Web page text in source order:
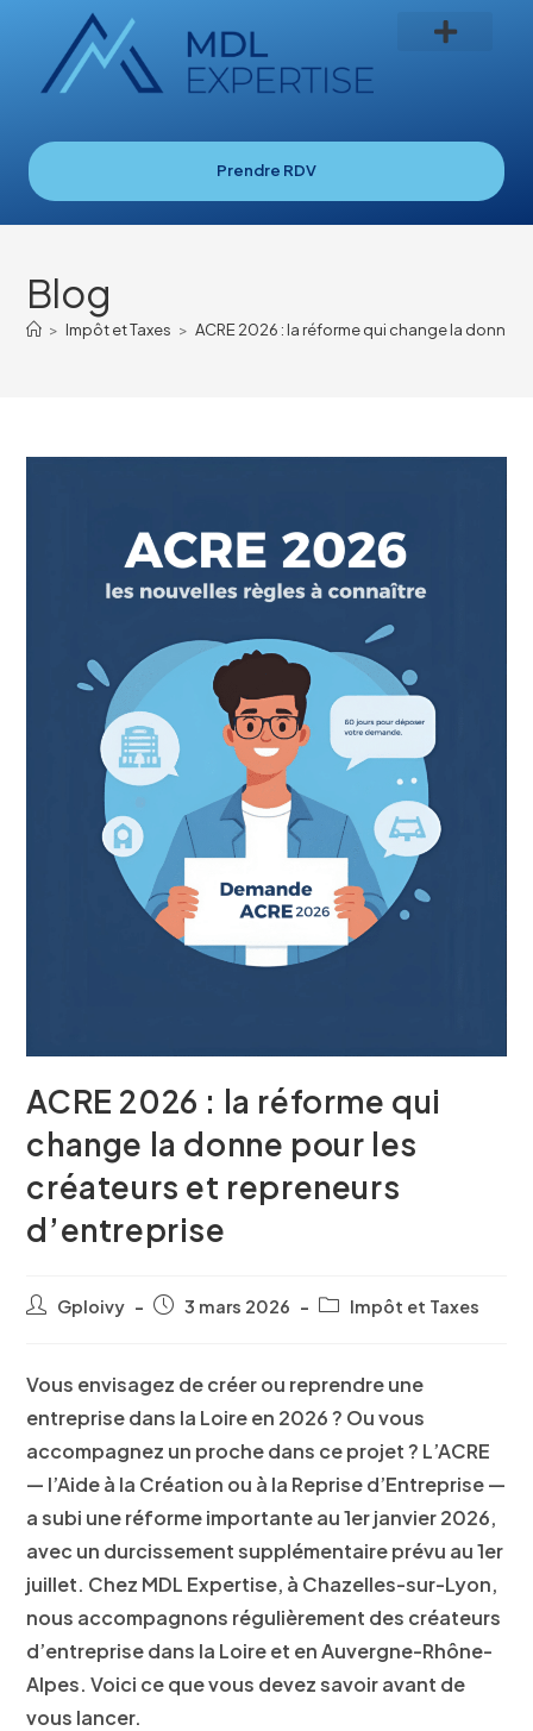
Prendre RDV
Blog
> Impôt et Taxes > ACRE 2026 : la réforme qui change la donne
ACRE 2026 : la réforme qui
change la donne pour les
créateurs et repreneurs
d’entreprise
Gploivy 3 mars 2026 Impôt et Taxes
Vous envisagez de créer ou reprendre une
entreprise dans la Loire en 2026 ? Ou vous
accompagnez un proche dans ce projet ? L’ACRE
— l’Aide à la Création ou à la Reprise d’Entreprise —
a subi une réforme importante au 1er janvier 2026,
avec un durcissement supplémentaire prévu au 1er
juillet. Chez MDL Expertise, à Chazelles-sur-Lyon,
nous accompagnons régulièrement des créateurs
d’entreprise dans la Loire et en Auvergne-Rhône-
Alpes. Voici ce que vous devez savoir avant de
vous lancer.